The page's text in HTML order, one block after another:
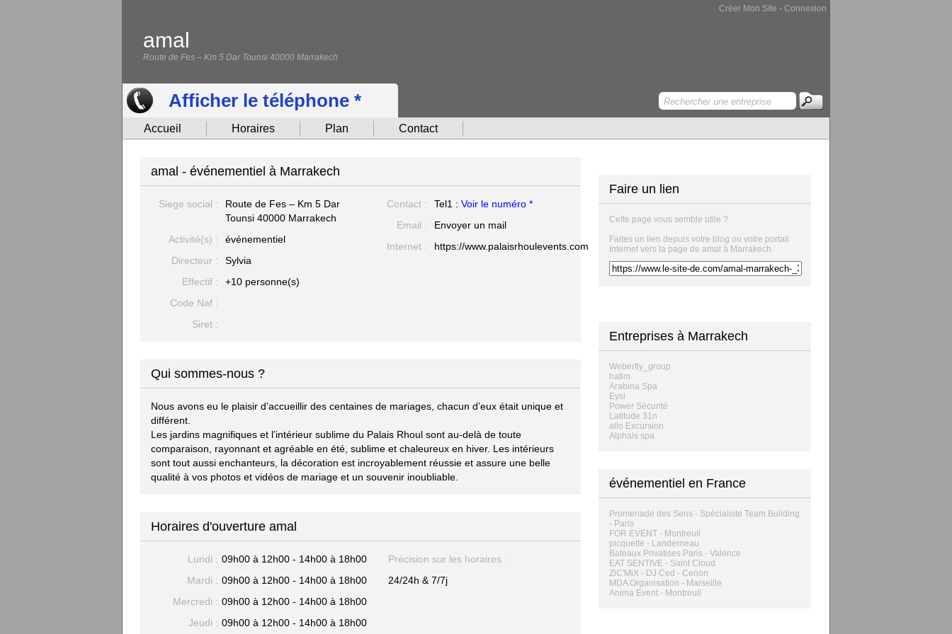
Créer Mon Site - Connexion
amal
Route de Fes – Km 5 Dar Tounsi 40000 Marrakech
Afficher le téléphone *
Accueil Horaires Plan Contact
amal - événementiel à Marrakech
Siege social :
Route de Fes – Km 5 Dar
Tounsi 40000 Marrakech
Activité(s) :
événementiel
Directeur :
Sylvia
Effectif :
+10 personne(s)
Code Naf :
Siret :
Contact : Tel1 : Voir le numéro *
Email :
Envoyer un mail
Internet :
https://www.palaisrhoulevents.com
Qui sommes-nous ?
Nous avons eu le plaisir d’accueillir des centaines de mariages, chacun d’eux était unique et
différent.
Les jardins magnifiques et l’intérieur sublime du Palais Rhoul sont au-delà de toute
comparaison, rayonnant et agréable en été, sublime et chaleureux en hiver. Les intérieurs
sont tout aussi enchanteurs, la décoration est incroyablement réussie et assure une belle
qualité à vos photos et vidéos de mariage et un souvenir inoubliable.
Horaires d'ouverture amal
Lundi : 09h00 à 12h00 - 14h00 à 18h00
Mardi : 09h00 à 12h00 - 14h00 à 18h00
Mercredi : 09h00 à 12h00 - 14h00 à 18h00
Jeudi : 09h00 à 12h00 - 14h00 à 18h00
Précision sur les horaires :
24/24h & 7/7j
Faire un lien
Cette page vous semble utile ?
Faites un lien depuis votre blog ou votre portail
Internet vers la page de amal à Marrakech.
Entreprises à Marrakech
Weberfly_group
hatim
Arabina Spa
Eysi
Power Sécurité
Latitude 31n
allo Excursion
Alphais spa
événementiel en France
Promenade des Sens - Spécialiste Team Building
- Paris
FOR EVENT - Montreuil
picquette - Landerneau
Bateaux Privatises Paris - Valence
EAT SENTIVE - Saint Cloud
ZiC'MiX - DJ Ced - Cenon
MDA Organisation - Marseille
Anima Event - Montreuil